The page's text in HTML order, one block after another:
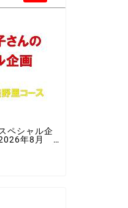
ペシャル企
2026年8月 ♯